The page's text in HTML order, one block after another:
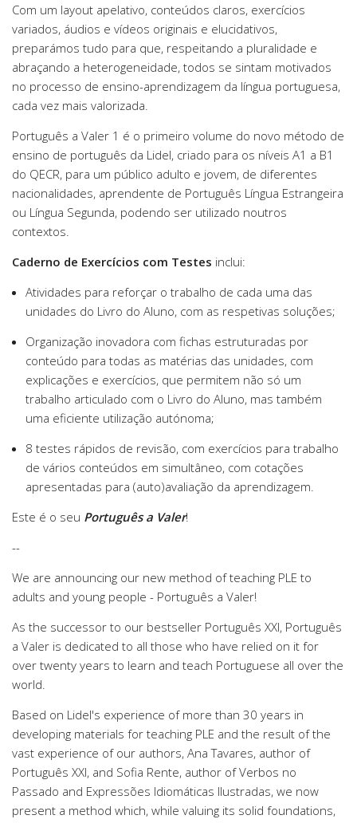
Com um layout apelativo, conteúdos claros, exercícios
variados, áudios e vídeos originais e elucidativos,
preparámos tudo para que, respeitando a pluralidade e
abraçando a heterogeneidade, todos se sintam motivados
no processo de ensino-aprendizagem da língua portuguesa,
cada vez mais valorizada.
Português a Valer 1 é o primeiro volume do novo método de
ensino de português da Lidel, criado para os níveis A1 a B1
do QECR, para um público adulto e jovem, de diferentes
nacionalidades, aprendente de Português Língua Estrangeira
ou Língua Segunda, podendo ser utilizado noutros
contextos.
Caderno de Exercícios com Testes inclui:
Atividades para reforçar o trabalho de cada uma das
unidades do Livro do Aluno, com as respetivas soluções;
Organização inovadora com fichas estruturadas por
conteúdo para todas as matérias das unidades, com
explicações e exercícios, que permitem não só um
trabalho articulado com o Livro do Aluno, mas também
uma eficiente utilização autónoma;
8 testes rápidos de revisão, com exercícios para trabalho
de vários conteúdos em simultâneo, com cotações
apresentadas para (auto)avaliação da aprendizagem.
Este é o seu Português a Valer!
--
We are announcing our new method of teaching PLE to
adults and young people - Português a Valer!
As the successor to our bestseller Português XXI, Português
a Valer is dedicated to all those who have relied on it for
over twenty years to learn and teach Portuguese all over the
world.
Based on Lidel's experience of more than 30 years in
developing materials for teaching PLE and the result of the
vast experience of our authors, Ana Tavares, author of
Português XXI, and Sofia Rente, author of Verbos no
Passado and Expressões Idiomáticas Ilustradas, we now
present a method which, while valuing its solid foundations,